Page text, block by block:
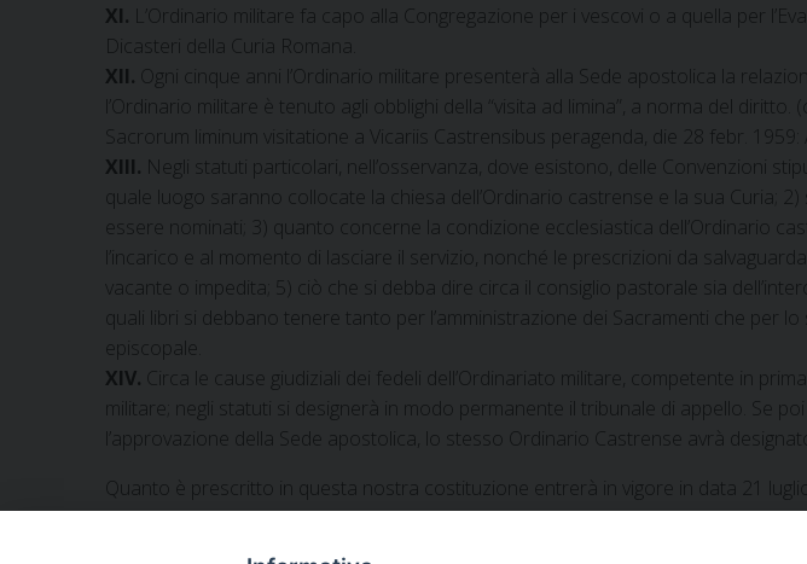
XI. L’Ordinario militare fa capo alla Congregazione per i vescovi o a quella per
Dicasteri della Curia Romana.
XII. Ogni cinque anni l’Ordinario militare presenterà alla Sede apostolica la
l’Ordinario militare è tenuto agli obblighi della “visita ad limina”, a norma del
Sacrorum liminum visitatione a Vicariis Castrensibus peragenda, die 28 febr. 1959:
XIII. Negli statuti particolari, nell’osservanza, dove esistono, delle Convenzioni
quale luogo saranno collocate la chiesa dell’Ordinario castrense e la sua Curia;
essere nominati; 3) quanto concerne la condizione ecclesiastica dell’Ordinario
l’incarico e al momento di lasciare il servizio, nonché le prescrizioni da
vacante o impedita; 5) ciò che si debba dire circa il consiglio pastorale sia
quali libri si debbano tenere tanto per l’amministrazione dei Sacramenti che per
episcopale.
XIV. Circa le cause giudiziali dei fedeli dell’Ordinariato militare, competente in
militare; negli statuti si designerà in modo permanente il tribunale di appello. Se
l’approvazione della Sede apostolica, lo stesso Ordinario Castrense avrà
Quanto è prescritto in questa nostra costituzione entrerà in vigore in data 21
nella misura in cui concordano con questa costituzione apostolica. Gli statuti di